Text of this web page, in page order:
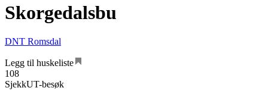
Skorgedalsbu
DNT Romsdal
Legg til huskeliste
108
SjekkUT-besøk